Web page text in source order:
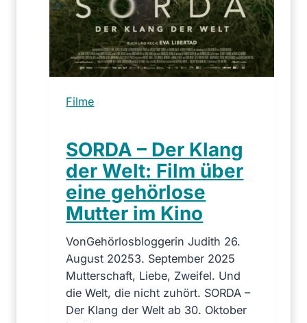
h
z
e
h
n
u
t
e
n
b
s
M
i
t
t
Filme
SORDA – Der Klang
der Welt: Film über
eine gehörlose
Mutter im Kino
VonGehörlosbloggerin Judith 26.
August 20253. September 2025
Mutterschaft, Liebe, Zweifel. Und
die Welt, die nicht zuhört. SORDA –
Der Klang der Welt ab 30. Oktober